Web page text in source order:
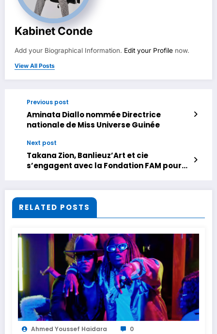
Kabinet Conde
Add your Biographical Information. Edit your Profile now.
View All Posts
Previous post
Aminata Diallo nommée Directrice
nationale de Miss Universe Guinée
Next post
Takana Zion, Banlieuz’Art et cie
s’engagent avec la Fondation FAM pour
RELATED POSTS
Ahmed Youssef Haidara 0